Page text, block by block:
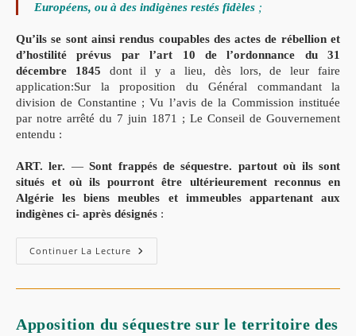
Européens, ou à des indigènes restés fidèles ;
Qu’ils se sont ainsi rendus coupables des actes de rébellion et
d’hostilité prévus par l’art 10 de l’ordonnance du 31
décembre 1845 dont il y a lieu, dès lors, de leur faire
application:Sur la proposition du Général commandant la
division de Constantine ; Vu l’avis de la Commission instituée
par notre arrêté du 7 juin 1871 ; Le Conseil de Gouvernement
entendu :
ART. ler. —Sont frappés de séquestre. partout où ils sont
situés et où ils pourront être ultérieurement reconnus en
Algérie les biens meubles et immeubles appartenant aux
indigènes ci- après désignés :
Continuer La Lecture
Apposition du séquestre sur le territoire des